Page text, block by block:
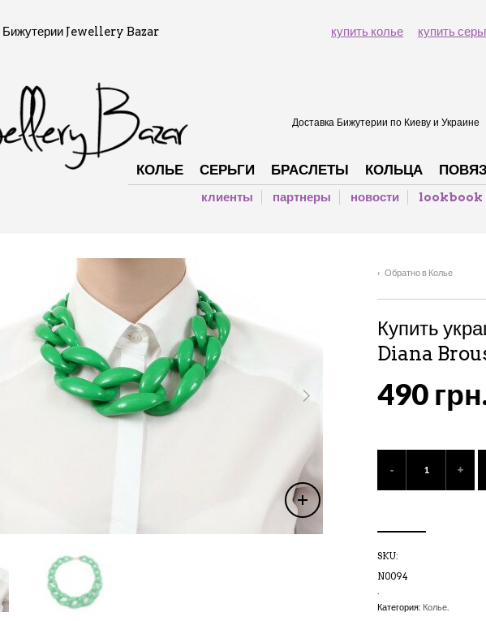
Бижутерии Jewellery Bazar
Доставка Бижутерии по Киеву и Украине
купить колье купить
КОЛЬЕ СЕРЬГИ БРАСЛЕТЫ КОЛЬЦА
клиенты партнеры новости lookbook
‹ Обратно в Колье
Купить
Diana
490
SKU:
N0094
.
Категория: Колье.